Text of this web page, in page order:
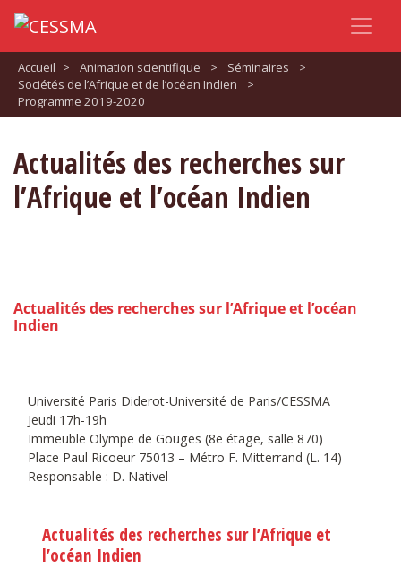
Accueil > Animation scientifique > Séminaires
>
Sociétés de l’Afrique et de l’océan Indien
>
Programme 2019-2020
Actualités des recherches sur
l’Afrique et l’océan Indien
Actualités des recherches sur l’Afrique et l’océan
Indien
Université Paris Diderot-Université de Paris/CESSMA
Jeudi 17h-19h
Immeuble Olympe de Gouges (8e étage, salle 870)
Place Paul Ricoeur 75013 – Métro F. Mitterrand (L. 14)
Responsable : D. Nativel
Actualités des recherches sur l’Afrique et
l’océan Indien